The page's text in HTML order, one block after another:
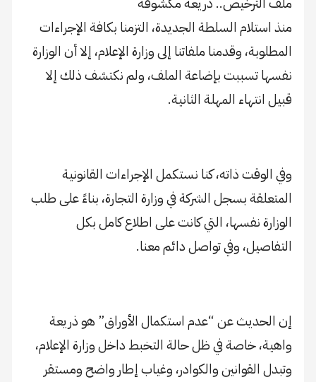
منذ استلام السلطة الجديدة، التزمنا بكافة الإجراءات
المطلوبة، وقدمنا ملفاتنا إلى وزارة الإعلام، إلا أن الوزارة
نفسها تسببت بإضاعة الملف، ولم نكتشف ذلك إلا
قبيل انتهاء المهلة الثانية.
وفي الوقت ذاته، كنا نستكمل الإجراءات القانونية
المتعلقة بسجل الشركة في وزارة التجارة، بناءً على طلب
الوزارة نفسها، التي كانت على اطلاع كامل بكل
التفاصيل، وفي تواصل دائم معنا.
إن الحديث عن “عدم استكمال الأوراق” هو ذريعة
واهية، خاصة في ظل حالة التخبط داخل وزارة الإعلام،
وتبدل القوانين والكوادر، وغياب إطار واضح ومستقر